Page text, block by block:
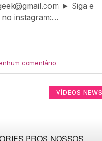
► Siga e
no instagram:…
comentário
VÍDEOS NEWS